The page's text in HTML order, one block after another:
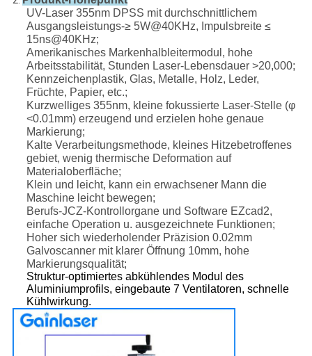
UV-Laser 355nm DPSS mit durchschnittlichem
Ausgangsleistungs-≥ 5W@40KHz, Impulsbreite ≤
15ns@40KHz;
Amerikanisches Markenhalbleitermodul, hohe
Arbeitsstabilität, Stunden Laser-Lebensdauer >20,000;
Kennzeichenplastik, Glas, Metalle, Holz, Leder,
Früchte, Papier, etc.;
Kurzwelliges 355nm, kleine fokussierte Laser-Stelle (φ
<0.01mm) erzeugend und erzielen hohe genaue
Markierung;
Kalte Verarbeitungsmethode, kleines Hitzebetroffenes
gebiet, wenig thermische Deformation auf
Materialoberfläche;
Klein und leicht, kann ein erwachsener Mann die
Maschine leicht bewegen;
Berufs-JCZ-Kontrollorgane und Software EZcad2,
einfache Operation u. ausgezeichnete Funktionen;
Hoher sich wiederholender Präzision 0.02mm
Galvoscanner mit klarer Öffnung 10mm, hohe
Markierungsqualität;
Struktur-optimiertes abkühlendes Modul des
Aluminiumprofils, eingebaute 7 Ventilatoren, schnelle
Kühlwirkung.